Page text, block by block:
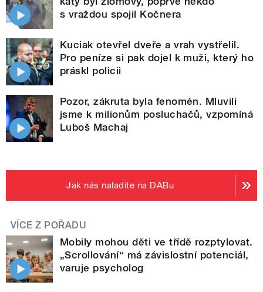
s vraždou spojil Kočnera
Kuciak otevřel dveře a vrah vystřelil.
Pro peníze si pak dojel k muži, který ho
práskl policii
Pozor, zákruta byla fenomén. Mluvili
jsme k milionům posluchačů, vzpomíná
Luboš Machaj
Jak nás naladíte na DABu
VÍCE Z POŘADU
Mobily mohou děti ve třídě rozptylovat.
„Scrollování“ má závislostní potenciál,
varuje psycholog